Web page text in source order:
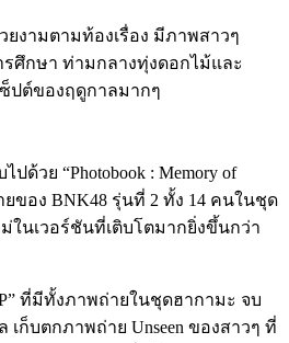
งามตามท้องเรื่อง มีภาพสาวๆ
ศึกษา ท่ามกลางทุ่งดอกไม้และ
ปต์ของฤดูกาลมากๆ
ปด้วย “Photobook : Memory of
ยของ BNK48 รุ่นที่ 2 ทั้ง 14 คนในชุด
ในเวอร์ชันที่เติบโตมากยิ่งขึ้นกว่า
ที่มีทั้งภาพถ่ายในชุดฮากามะ จบ
ก็บตกภาพถ่าย Unseen ของสาวๆ ที่